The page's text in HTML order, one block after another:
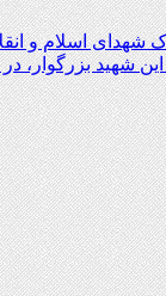
شهدای اسلام و
شهید بزرگوار، در